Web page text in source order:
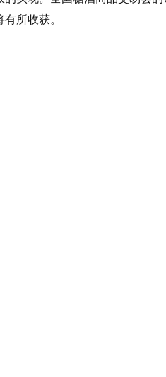
所收获。